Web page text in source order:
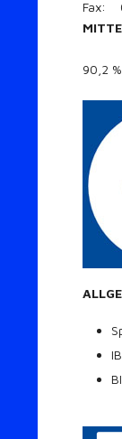
Fax:
90,2